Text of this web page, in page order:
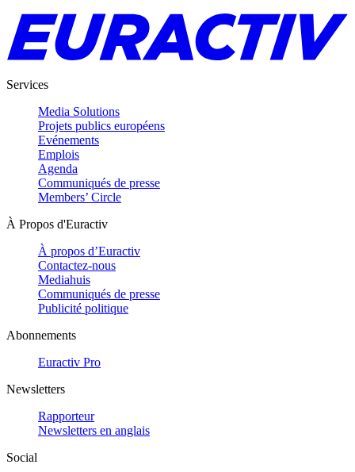
Services
Media Solutions
Projets publics européens
Evénements
Emplois
Agenda
Communiqués de presse
Members’ Circle
À Propos d'Euractiv
À propos d’Euractiv
Contactez-nous
Mediahuis
Communiqués de presse
Publicité politique
Abonnements
Euractiv Pro
Newsletters
Rapporteur
Newsletters en anglais
Social